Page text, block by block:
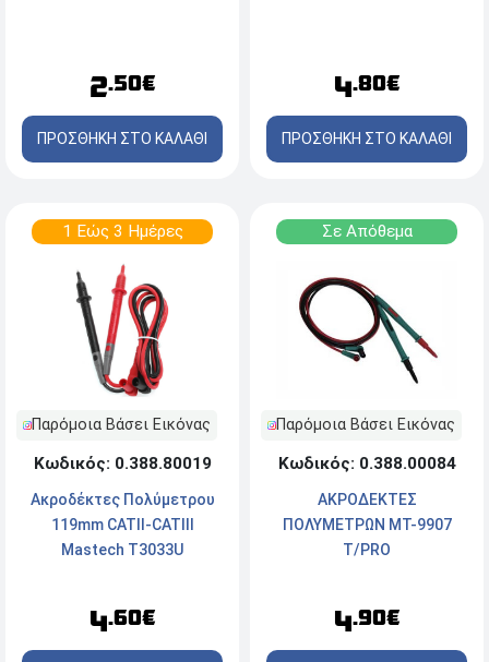
2.50€
ΠΡΟΣΘΗΚΗ ΣΤΟ ΚΑΛΑΘΙ
4.80€
ΠΡΟΣΘΗΚΗ ΣΤΟ ΚΑΛΑΘΙ
1 Εώς 3 Ημέρες
Παρόμοια Βάσει Εικόνας
Κωδικός: 0.388.80019
Ακροδέκτες Πολύμετρου
119mm CATII-CATIII
Mastech T3033U
4.60€
Σε Απόθεμα
Παρόμοια Βάσει Εικόνας
Κωδικός: 0.388.00084
ΑΚΡΟΔΕΚΤΕΣ
ΠΟΛΥΜΕΤΡΩΝ MT-9907
T/PRO
4.90€